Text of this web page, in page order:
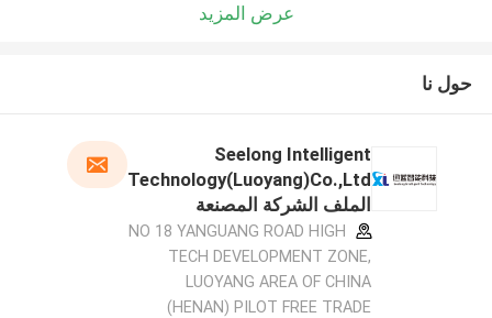
عرض المزيد
حول نا
Seelong Intelligent
Technology(Luoyang)Co.,Ltd
الملف الشركة المصنعة
NO 18 YANGUANG ROAD HIGH
TECH DEVELOPMENT ZONE,
LUOYANG AREA OF CHINA
(HENAN) PILOT FREE TRADE